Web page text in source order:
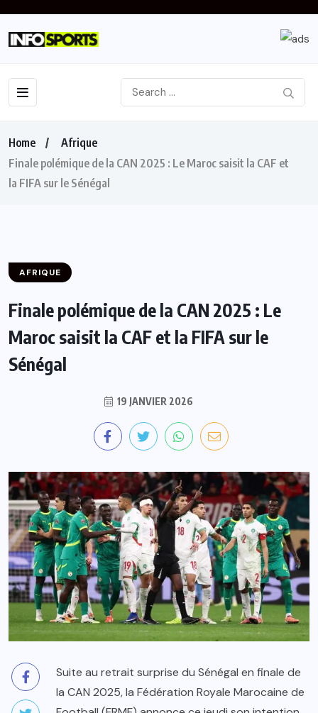
Home
Afrique
Finale polémique de la CAN 2025 : Le Maroc saisit la CAF et
la FIFA sur le Sénégal
AFRIQUE
Finale polémique de la CAN 2025 : Le
Maroc saisit la CAF et la FIFA sur le
Sénégal
19 JANVIER 2026
Suite au retrait surprise du Sénégal en finale de
la CAN 2025, la Fédération Royale Marocaine de